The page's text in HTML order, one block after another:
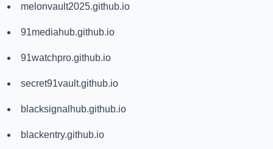
melonvault2025.github.io
91mediahub.github.io
91watchpro.github.io
secret91vault.github.io
blacksignalhub.github.io
blackentry.github.io